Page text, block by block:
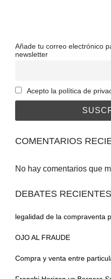
Añade tu correo electrónico
newsletter
Acepto la política de
COMENTARIOS
No hay comentarios que
DEBATES RECIENTES
legalidad de la compraventa
OJO AL FRAUDE
Compra y venta entre